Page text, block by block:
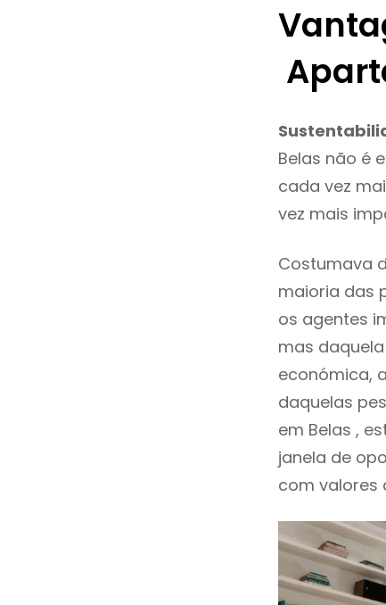
Belas não é
cada vez
vez mais
Costumava
maioria das
os agentes
mas
económica,
daquelas
em Belas ,
janela de
com valores